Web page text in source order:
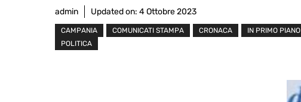
admin Updated on: 4 Ottobre 2023
CAMPANIA COMUNICATI STAMPA CRONACA
IN PRIMO PIANO
POLITICA